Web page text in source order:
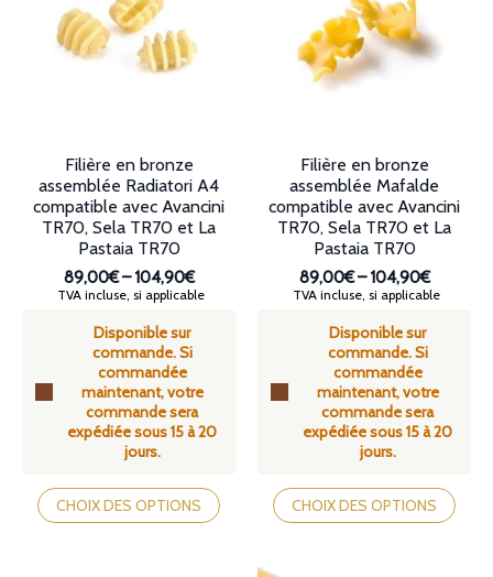
peuvent
être
choisies
produit
choisies
produit
Disponible sur
commande. Si
commandée
maintenant, votre
commande sera
expédiée sous 15 à 20
jours.
Filière en bronze
assemblée Radiatori A4
compatible avec Avancini
TR70, Sela TR70 et La
Pastaia TR70
89,00€–104,90€
Plage
prix :
89,00€
à
104,90€
TVA incluse, si applicable
CHOIX DES OPTIONS
Ce
produit
a
Disponible sur
commande. Si
commandée
maintenant, votre
commande sera
expédiée sous 15 à 20
jours.
Filière en bronze
assemblée Mafalde
compatible avec Avancini
TR70, Sela TR70 et La
Pastaia TR70
89,00€–104,90€
Plage
prix :
89,00€
à
104,90€
TVA incluse, si applicable
CHOIX DES OPTIONS
Ce
produit
a